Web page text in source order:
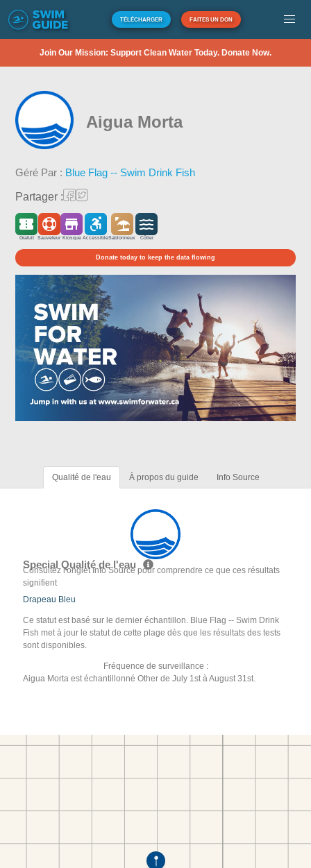
TÉLÉCHARGER FAITES UN DON
Join Our Mission: Support Clean Water Today. Donate Now.
Aigua Morta
Géré Par : Blue Flag -- Swim Drink Fish
Partager :
Gratuit Sauveteur Kiosque AccessibleSablonneux Côtier
Donate today to keep the data flowing
Qualité de l'eau À propos du guide Info Source
Special Qualité de l'eau
Consultez l'onglet Info Source pour comprendre ce que ces résultats
signifient
Drapeau Bleu
Ce statut est basé sur le dernier échantillon. Blue Flag -- Swim Drink
Fish met à jour le statut de cette plage dès que les résultats des tests
sont disponibles.
Fréquence de surveillance :
Aigua Morta est échantillonné Other de July 1st à August 31st.